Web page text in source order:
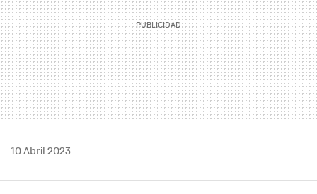
10 Abril 2023